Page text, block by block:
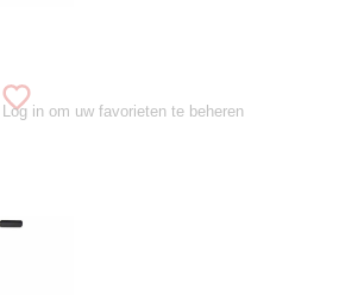
Log in om uw favorieten te beheren